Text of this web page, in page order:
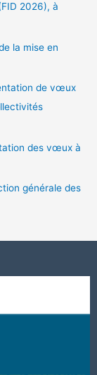
2026), à
la mise en
de vœux
des vœux à
générale des